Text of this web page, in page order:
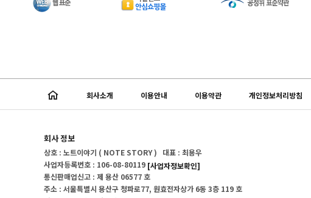
회사소개 이용안내 이용약관 개인정보처리방침
회사 정보
상호 : 노트이야기 ( NOTE STORY ) 대표 : 최용우
사업자등록번호 : 106-08-80119 [사업자정보확인]
통신판매업신고 : 제 용산 06577 호
주소 : 서울특별시 용산구 청파로77, 원효전자상가 6동 3층 119 호